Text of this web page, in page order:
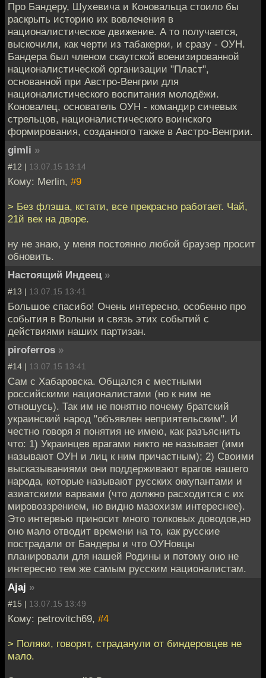
Про Бандеру, Шухевича и Коновальца стоило бы
раскрыть историю их вовлечения в
националистическое движение. А то получается,
выскочили, как черти из табакерки, и сразу - ОУН.
Бандера был членом скаутской военизированной
националистической организации "Пласт",
основанной при Австро-Венгрии для
националистического воспитания молодёжи.
Коновалец, основатель ОУН - командир сичевых
стрельцов, националистического воинского
формирования, созданного также в Австро-Венгрии.
gimli »
#12 | 13.07.15 13:14
Кому: Merlin, #9
> Без флэша, кстати, все прекрасно работает. Чай,
21й век на дворе.
ну не знаю, у меня постоянно любой браузер просит
обновить.
Настоящий Индеец »
#13 | 13.07.15 13:41
Большое спасибо! Очень интересно, особенно про
события в Волыни и связь этих событий с
действиями наших партизан.
piroferros »
#14 | 13.07.15 13:41
Сам с Хабаровска. Общался с местными
российскими националистами (но к ним не
отношусь). Так им не понятно почему братский
украинский народ "объявлен неприятельским". И
честно говоря я понятия не имею, как разъяснить
что: 1) Украинцев врагами никто не называет (ими
называют ОУН и лиц к ним причастным); 2) Своими
высказываниями они поддерживают врагов нашего
народа, которые называют русских оккупантами и
азиатскими варвами (что должно расходится с их
мировоззрением, но видно мазохизм интереснее).
Это интервью приносит много толковых доводов,но
оно мало отводит времени на то, как русские
пострадали от Бандеры и что ОУНовцы
планировали для нашей Родины и потому оно не
интересно тем же самым русским националистам.
Ajaj »
#15 | 13.07.15 13:49
Кому: petrovitch69, #4
> Поляки, говорят, страданули от биндеровцев не
мало.